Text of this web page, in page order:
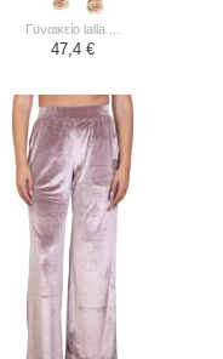
γυναικείο lalla ...
47,4 €